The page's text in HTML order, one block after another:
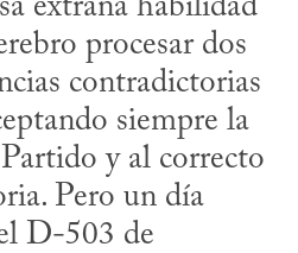
extraña habilidad
procesar dos
contradictorias
siempre la
y al correcto
Pero un día
D-503 de